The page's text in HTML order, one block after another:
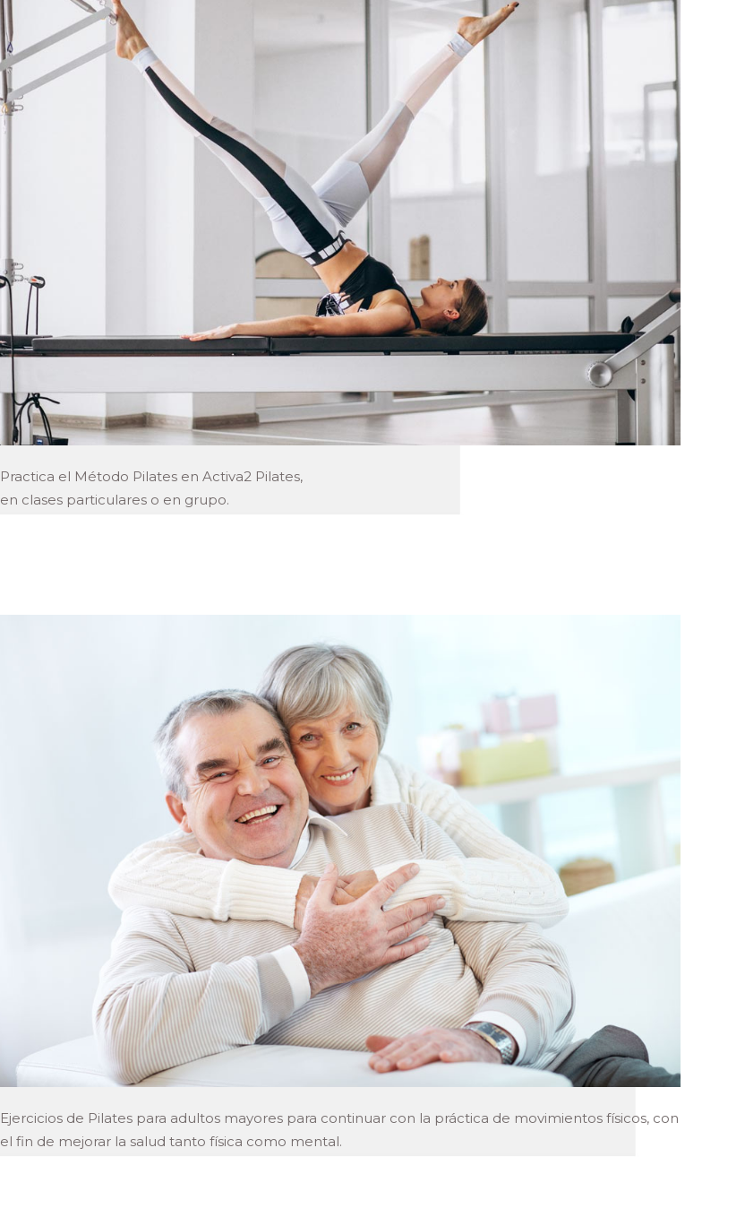
Practica el Método Pilates en Activa2 Pilates,
en clases particulares o en grupo.
Ejercicios de Pilates para adultos mayores para continuar con la práctica de movimientos físicos, con
el fin de mejorar la salud tanto física como mental.